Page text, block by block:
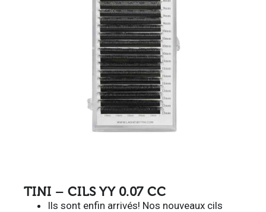
TINI – CILS YY 0.07 CC
Ils sont enfin arrivés! Nos nouveaux cils